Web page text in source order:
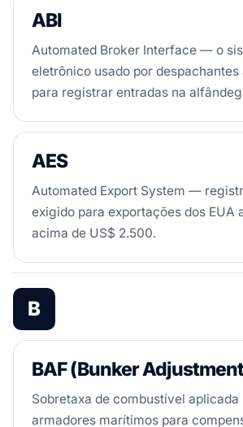
ABI
Automated Broker Interface — o
eletrônico usado por despachantes
para registrar entradas na
AES
Automated Export System —
exigido para exportações dos EUA
acima de US$ 2.500.
B
BAF (Bunker
Sobretaxa de combustível aplicada
armadores marítimos para